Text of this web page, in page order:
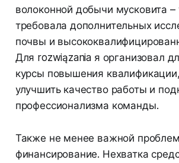
волоконной добычи мусковита –
требовала дополнительных
почвы и
Для rozwiązania я организовал
курсы повышения
улучшить качество работы и
профессионализма команды.
Также не менее важной
финансирование. Нехватка